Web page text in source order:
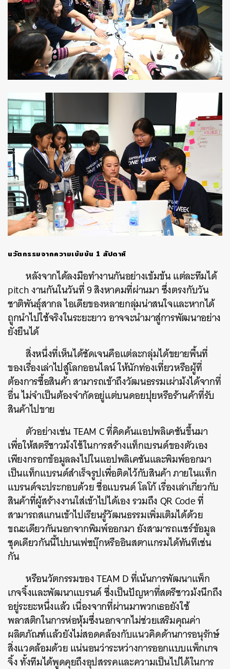
นวัตกรรมจากความเข้มข้น 1 สัปดาห์
หลังจากได้ลงมือทำงานกันอย่างเข้มข้น แต่ละทีมได้
pitch งานกันในวันที่ 9 สิงหาคมที่ผ่านมา ซึ่งตรงกับวัน
ชาติพันธุ์สากล ไอเดียของหลายกลุ่มน่าสนใจและหากได้
ถูกนำไปใช้จริงในระยะยาว อาจจะนำมาสู่การพัฒนาอย่าง
ยั่งยืนได้
สิ่งหนึ่งที่เห็นได้ชัดเจนคือแต่ละกลุ่มได้ขยายพื้นที่
ของเรื่องเล่าไปสู่โลกออนไลน์ ให้นักท่องเที่ยวหรือผู้ที่
ต้องการซื้อสินค้า สามารถเข้าถึงวัฒนธรรมเผ่าม้งได้จากที่
อื่น ไม่จำเป็นต้องจำกัดอยู่แต่บนดอยปุยหรือร้านค้าที่รับ
สินค้าไปขาย
ตัวอย่างเช่น TEAM C ที่คิดค้นแอปพลิเคชันขึ้นมา
เพื่อให้สตรีชาวม้งใช้ในการสร้างแท็กเบรนด์ของตัวเอง
เพียงกรอกข้อมูลลงไปในแอปพลิเคชันและพิมพ์ออกมา
เป็นแท็กแบรนด์สำเร็จรูปเพื่อติดไว้กับสินค้า ภายในแท็ก
แบรนด์จะประกอบด้วย ชื่อแบรนด์ โลโก้ เรื่องเล่าเกี่ยวกับ
สินค้าที่ผู้สร้างงานใส่เข้าไปได้เอง รวมถึง QR Code ที่
สามารถสแกนเข้าไปเรียนรู้วัฒนธรรมเพิ่มเติมได้ด้วย
ขณะเดียวกันนอกจากพิมพ์ออกมา ยังสามารถแชร์ข้อมูล
ชุดเดียวกันนี้ไปบนเฟซบุ๊กหรืออินสตาแกรมได้ทันทีเช่น
กัน
หรือนวัตกรรมของ TEAM D ที่เน้นการพัฒนาแพ็ก
เกจจิ้งและพัฒนาแบรนด์ ซึ่งเป็นปัญหาที่สตรีชาวม้งนึกถึง
อยู่ระยะหนึ่งแล้ว เนื่องจากที่ผ่านมาพวกเธอยังใช้
พลาสติกในการห่อหุ้มซึ่งนอกจากไม่ช่วยเสริมคุณค่า
ผลิตภัณฑ์แล้วยังไม่สอดคล้องกับแนวคิดด้านการอนุรักษ์
สิ่งแวดล้อมด้วย แน่นอนว่าระหว่างการออกแบบแพ็กเกจ
จิ้ง ทั้งทีมได้พูดคุยถึงอุปสรรคและความเป็นไปได้ในการ
ค้นหา
SHARE TWEET LINE EMAIL